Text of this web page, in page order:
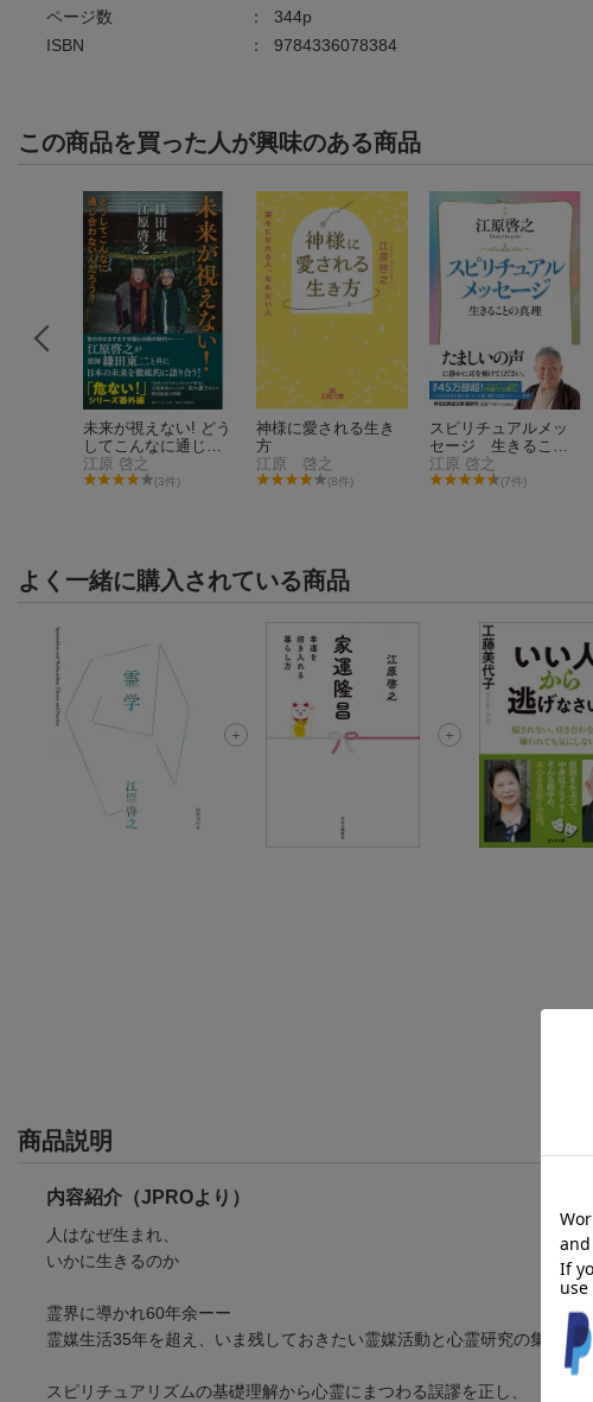
ページ数
： 344p
ISBN
： 9784336078384
この商品を買った人が興味のある商品
未来が視えない! どう
してこんなに通じ合
わないんだろう?
江原 啓之
(3件)
神様に愛される生き
方
江原 啓之
(8件)
スピリチュアルメッ
セージ 生きること
の真理
江原 啓之
(7件)
よく一緒に購入されている商品
商品説明
内容紹介（JPROより）
人はなぜ生まれ、
いかに生きるのか
霊界に導かれ60年余ーー
霊媒生活35年を超え、いま残しておきたい霊媒活動と心霊研究の集大成。
スピリチュアリズムの基礎理解から心霊にまつわる誤謬を正し、